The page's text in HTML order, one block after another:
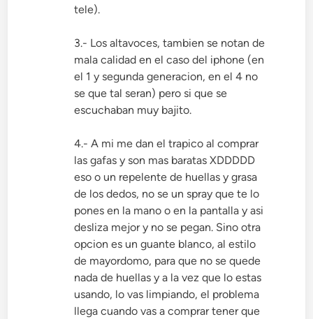
tele).
3.- Los altavoces, tambien se notan de
mala calidad en el caso del iphone (en
el 1 y segunda generacion, en el 4 no
se que tal seran) pero si que se
escuchaban muy bajito.
4.- A mi me dan el trapico al comprar
las gafas y son mas baratas XDDDDD
eso o un repelente de huellas y grasa
de los dedos, no se un spray que te lo
pones en la mano o en la pantalla y asi
desliza mejor y no se pegan. Sino otra
opcion es un guante blanco, al estilo
de mayordomo, para que no se quede
nada de huellas y a la vez que lo estas
usando, lo vas limpiando, el problema
llega cuando vas a comprar tener que